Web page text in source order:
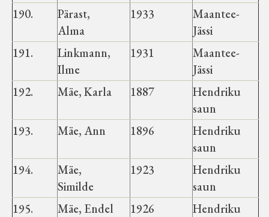
190.
Pärast,
Alma
1933
Maantee-
Jässi
191.
Linkmann,
Ilme
1931
Maantee-
Jässi
192.
Mäe, Karla 1887
Hendriku
saun
193.
Mäe, Ann 1896
Hendriku
saun
194.
Mäe,
Similde
1923
Hendriku
saun
195.
Mäe, Endel 1926
Hendriku